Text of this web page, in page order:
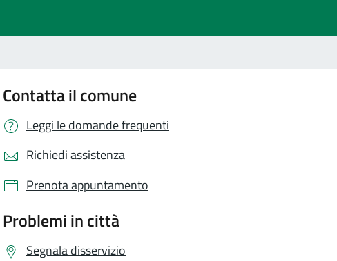
Contatta il comune
Leggi le domande frequenti
Richiedi assistenza
Prenota appuntamento
Problemi in città
Segnala disservizio